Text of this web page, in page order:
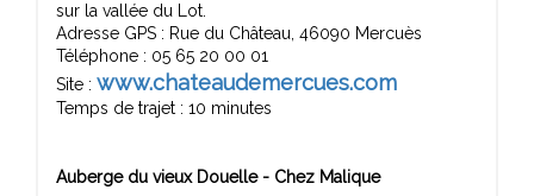
sur la vallée du Lot.
Adresse GPS : Rue du Château, 46090 Mercuès
Téléphone : 05 65 20 00 01
Site : www.chateaudemercues.com
Temps de trajet : 10 minutes
Auberge du vieux Douelle - Chez Malique